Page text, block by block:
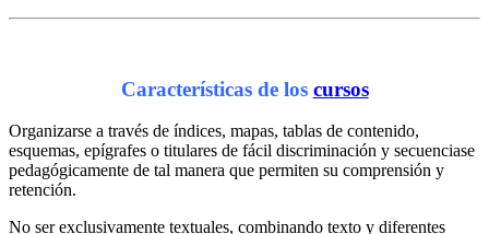
Características de los cursos
Organizarse a través de índices, mapas, tablas de contenido,
esquemas, epígrafes o titulares de fácil discriminación y secuenciase
pedagógicamente de tal manera que permiten su comprensión y
retención.
No ser exclusivamente textuales, combinando texto y diferentes